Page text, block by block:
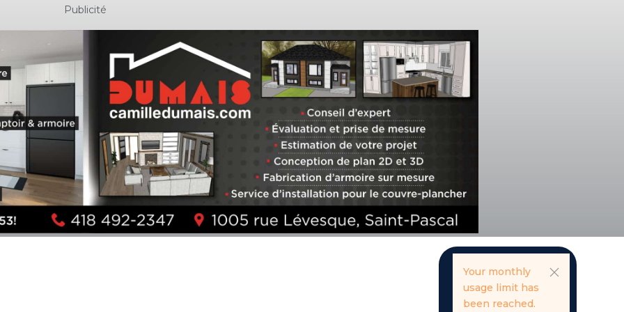
Publicité
Your monthly
usage limit has
been reached.